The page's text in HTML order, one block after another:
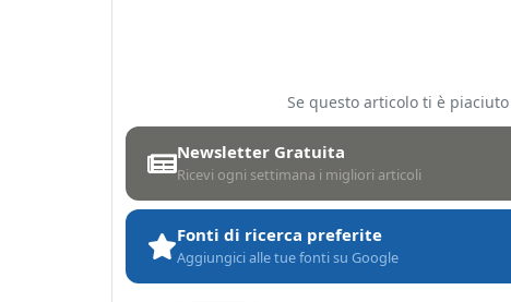
Se questo articolo ti è
Newsletter Gratuita
Ricevi ogni settimana i migliori articoli
Fonti di ricerca preferite
Aggiungici alle tue fonti su Google